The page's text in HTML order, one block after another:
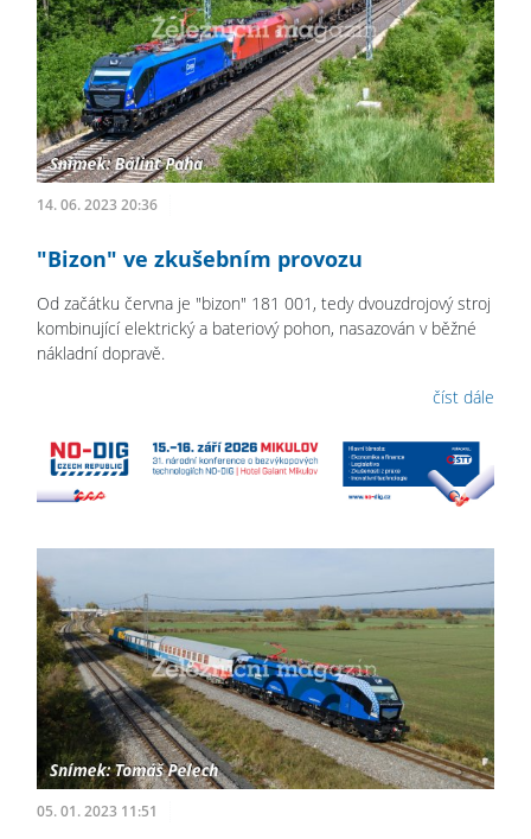
14. 06. 2023 20:36
"Bizon" ve zkušebním provozu
Od začátku června je "bizon" 181 001, tedy dvouzdrojový stroj
kombinující elektrický a bateriový pohon, nasazován v běžné
nákladní dopravě.
číst dále
05. 01. 2023 11:51